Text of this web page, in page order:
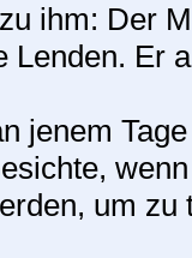
ihm: Der
Lenden. Er
jenem
um zu